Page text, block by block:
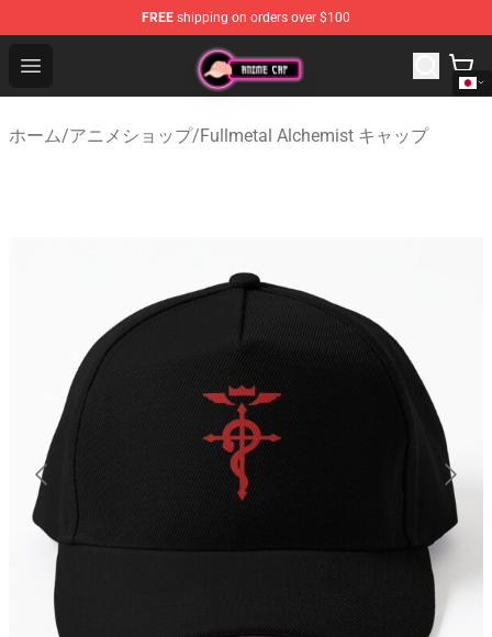
FREE shipping on orders over $100
Open menu
Anime Cap Shop - The Best Store of Anime Cap
ホーム/アニメショップ/Fullmetal Alchemist キャップ